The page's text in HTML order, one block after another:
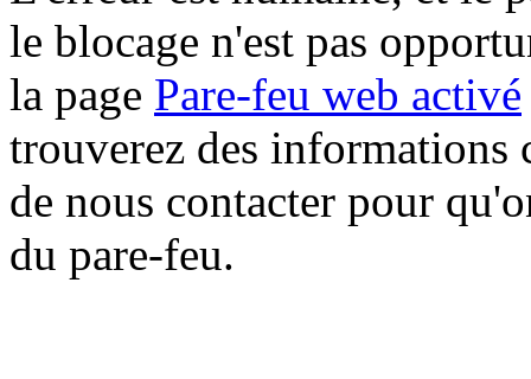
le blocage n'est pas
la page Pare-feu web activé
trouverez des informations
de nous contacter pour
du pare-feu.